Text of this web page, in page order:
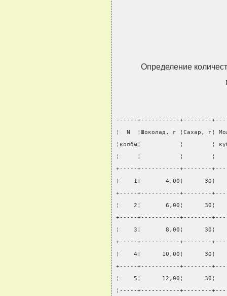
Определение
------+-----------+--------
¦  N  ¦Шоколад, г ¦Сахар, г¦
¦колбы¦           ¦        ¦
¦     ¦           ¦        ¦
+-----+-----------+--------
¦    1¦       4,00¦      30¦
+-----+-----------+--------
¦    2¦       6,00¦      30¦
+-----+-----------+--------
¦    3¦       8,00¦      30¦
+-----+-----------+--------
¦    4¦      10,00¦      30¦
+-----+-----------+--------
¦    5¦      12,00¦      30¦
¦-----+-----------+--------